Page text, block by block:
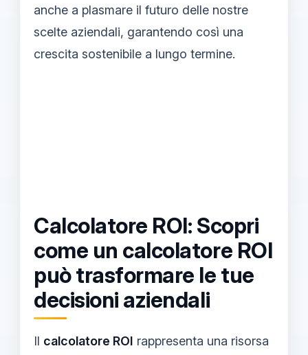
anche a plasmare il futuro delle nostre
scelte aziendali, garantendo così una
crescita sostenibile a lungo termine.
Calcolatore ROI: Scopri
come un calcolatore ROI
può trasformare le tue
decisioni aziendali
Il calcolatore ROI rappresenta una risorsa